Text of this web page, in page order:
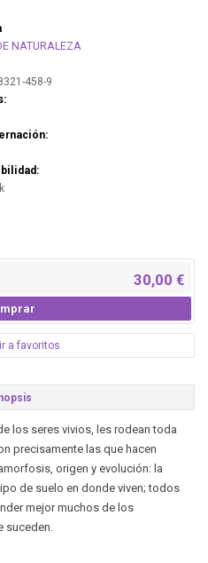
NATURALEZA
458-9
30,00 €
a favoritos
los seres vivios, les rodean toda
precisamente las que hacen
origen y evolución: la
de suelo en donde viven; todos
mejor muchos de los
suceden.